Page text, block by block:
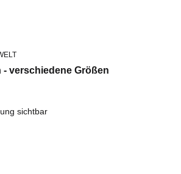
- verschiedene Größen
sichtbar